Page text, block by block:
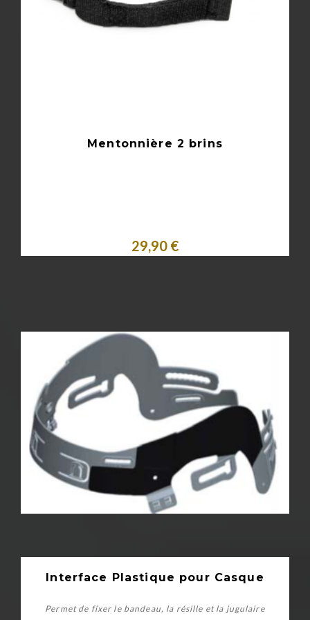
Acheter
Mentonnière 2 brins
29,90 €
Interface Plastique pour Casque
Permet de fixer le bandeau, la résille et la jugulaire